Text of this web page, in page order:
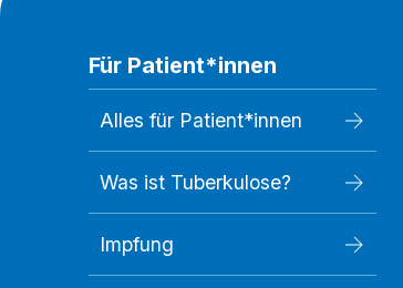
Für Patient*innen
Alles für Patient*innen
Was ist Tuberkulose?
Impfung